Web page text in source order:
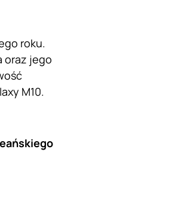
roku.
oraz jego
M10.